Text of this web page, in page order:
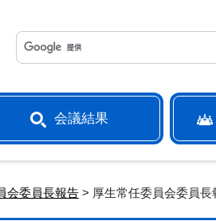
会議結果
会委員長報告 > 厚生常任委員会委員長